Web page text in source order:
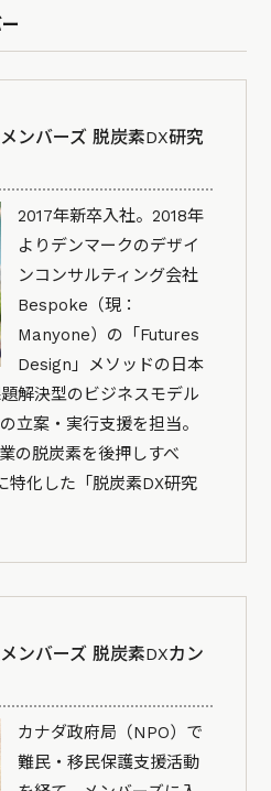
ンバーズ 脱炭素DX研究
2017年新卒入社。2018年
よりデンマークのデザイ
ンコンサルティング会社
Bespoke（現：
Manyone）の「Futures
Design」メソッドの日本
解決型のビジネスモデル
立案・実行支援を担当。
の脱炭素を後押しすべ
特化した「脱炭素DX研究
ンバーズ 脱炭素DXカン
カナダ政府局（NPO）で
難民・移民保護支援活動